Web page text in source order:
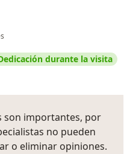
durante la visita
son importantes, por
no pueden
o eliminar opiniones.